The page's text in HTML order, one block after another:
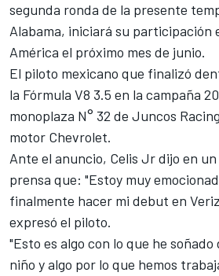
segunda ronda de la presente
Alabama, iniciará su participación
América el próximo mes de junio.
El piloto mexicano que finalizó
la Fórmula V8 3.5 en la campaña
monoplaza N° 32 de Juncos
motor Chevrolet.
Ante el anuncio, Celis Jr dijo en
prensa que: "Estoy muy
finalmente hacer mi debut en
expresó el piloto.
"Esto es algo con lo que he
niño y algo por lo que hemos